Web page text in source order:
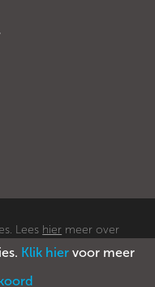
Klik hier voor meer
Lees hier meer over
policy